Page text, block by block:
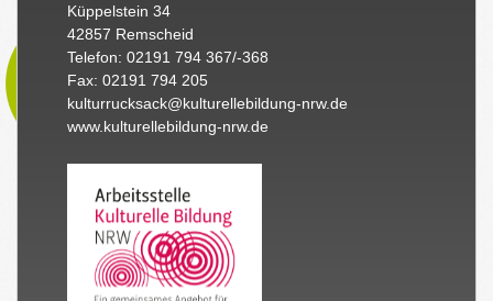
Küppelstein 34
42857 Remscheid
Telefon: 02191 794 367/-368
Fax: 02191 794 205
kulturrucksack@kulturellebildung-nrw.de
www.kulturellebildung-nrw.de